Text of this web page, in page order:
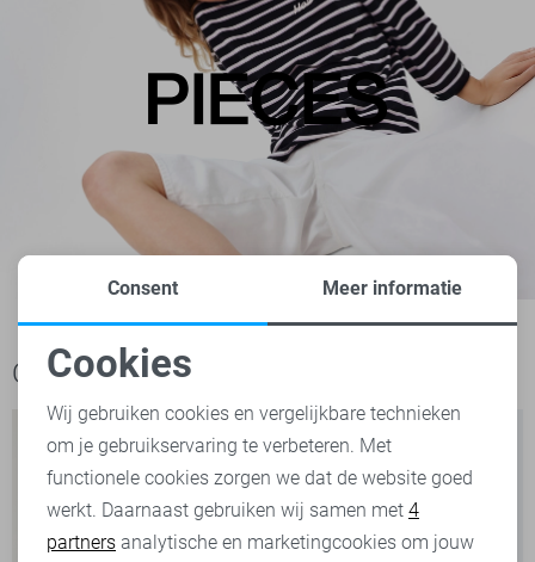
Ook het bekijken waard
Noodzakelijke cookies
Personalisatie cookies
Analytische cookies
Consent Meer informatie
Cookies
Wij gebruiken cookies en vergelijkbare technieken
om je gebruikservaring te verbeteren. Met
functionele cookies zorgen we dat de website goed
werkt. Daarnaast gebruiken wij samen met 4
partners analytische en marketingcookies om jouw